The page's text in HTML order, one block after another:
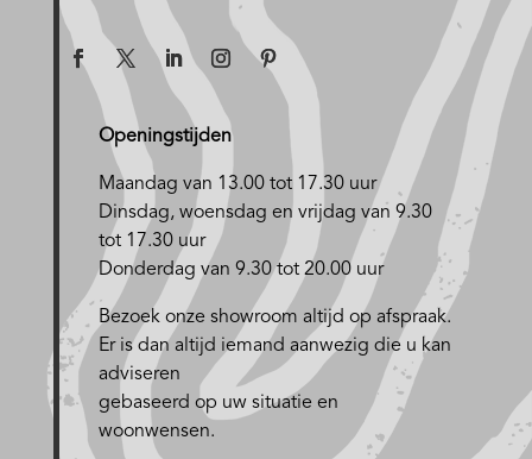
Openingstijden
Maandag van 13.00 tot 17.30 uur
Dinsdag, woensdag en vrijdag van 9.30
tot 17.30 uur
Donderdag van 9.30 tot 20.00 uur
Bezoek onze showroom altijd op afspraak.
Er is dan altijd iemand aanwezig die u kan
adviseren
gebaseerd op uw situatie en
woonwensen.